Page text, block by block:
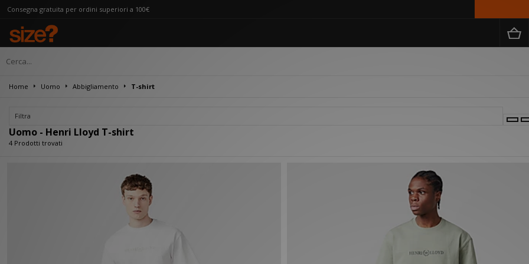
gratuita per ordini superiori a 100€
Home Uomo Abbigliamento T-shirt
Filtra
Uomo - Henri Lloyd T-shirt
4 Prodotti trovati